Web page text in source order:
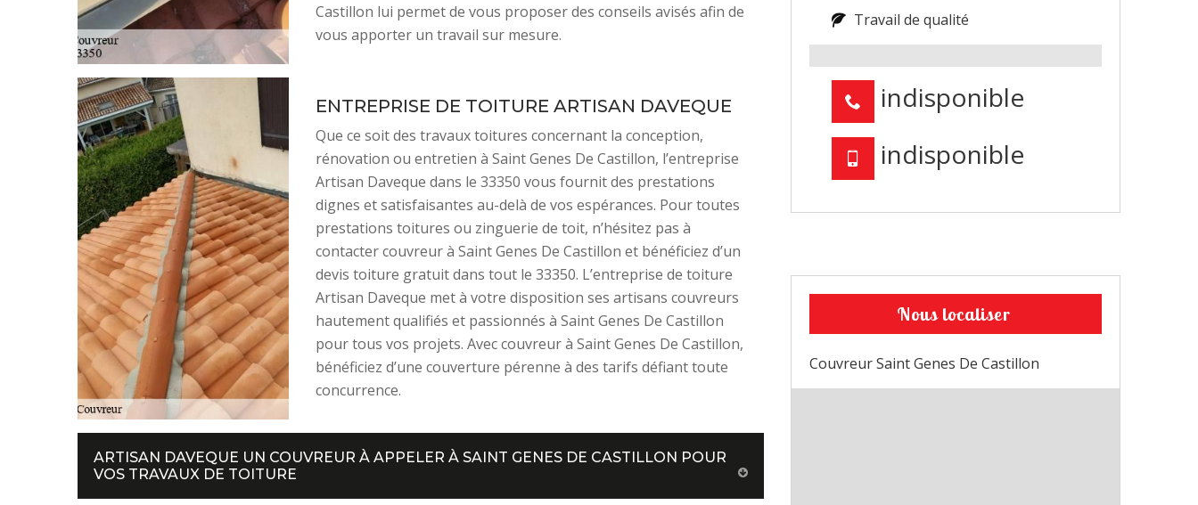
Castillon lui permet de vous proposer des conseils avisés afin de
vous apporter un travail sur mesure.
ENTREPRISE DE TOITURE ARTISAN DAVEQUE
Que ce soit des travaux toitures concernant la conception,
rénovation ou entretien à Saint Genes De Castillon, l’entreprise
Artisan Daveque dans le 33350 vous fournit des prestations
dignes et satisfaisantes au-delà de vos espérances. Pour toutes
prestations toitures ou zinguerie de toit, n’hésitez pas à
contacter couvreur à Saint Genes De Castillon et bénéficiez d’un
devis toiture gratuit dans tout le 33350. L’entreprise de toiture
Artisan Daveque met à votre disposition ses artisans couvreurs
hautement qualifiés et passionnés à Saint Genes De Castillon
pour tous vos projets. Avec couvreur à Saint Genes De Castillon,
bénéficiez d’une couverture pérenne à des tarifs défiant toute
concurrence.
ARTISAN DAVEQUE UN COUVREUR À APPELER À SAINT GENES DE CASTILLON POUR
VOS TRAVAUX DE TOITURE
Travail de qualité
indisponible
indisponible
Nous localiser
Couvreur Saint Genes De Castillon